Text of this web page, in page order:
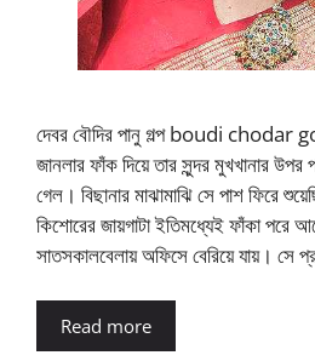
দেবর বৌদির পানু গল্প boudi chodar
জানলার ফাঁক দিয়ে তার সুন্দর মুখখানার উপর
গেল। বিছানার মাঝামাঝি সে পাশ ফিরে
কিশোরের জায়গাটা ইতিমধ্যেই ফাঁকা পরে
সাতসকালবেলায় অফিসে বেরিয়ে যায়। সে
Read more